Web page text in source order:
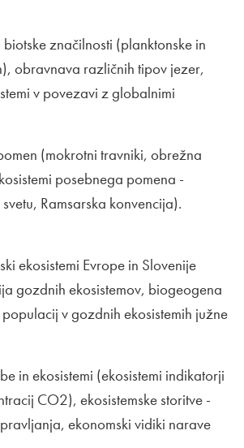
značilnosti (planktonske in
obravnava različnih tipov jezer,
v povezavi z globalnimi
(mokrotni travniki, obrežna
posebnega pomena -
Ramsarska konvencija).
ekosistemi Evrope in Slovenije
gozdnih ekosistemov, biogeogena
v gozdnih ekosistemih južne
in ekosistemi (ekosistemi indikatorji
CO2), ekosistemske storitve -
ekonomski vidiki narave